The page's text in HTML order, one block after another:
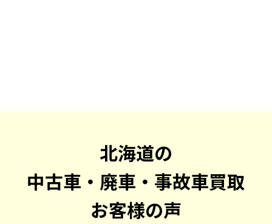
北海道の
中古車・廃車・事故車買取
お客様の声